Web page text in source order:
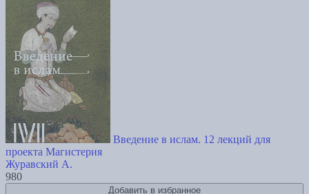
Введение в ислам. 12 лекций для
проекта Магистерия
Журавский А.
980
Добавить в избранное